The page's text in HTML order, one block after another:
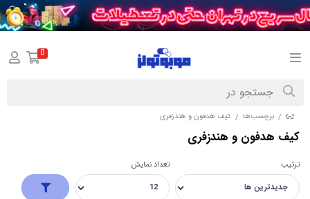
/ برچسب‌ها / کیف هدفون و هندزفری
کیف هدفون و هندزفری
ترتیب تعداد نمایش
0